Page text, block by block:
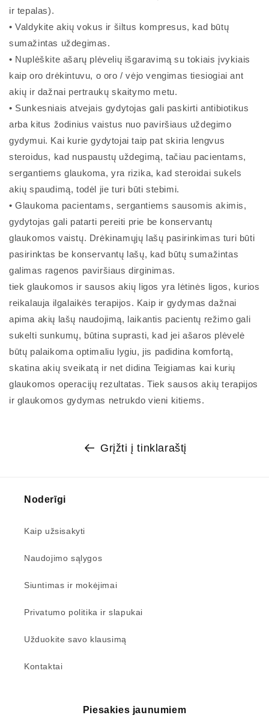
ir tepalas).
• Valdykite akių vokus ir šiltus kompresus, kad būtų
sumažintas uždegimas.
• Nuplėškite ašarų plėvelių išgaravimą su tokiais įvykiais
kaip oro drėkintuvu, o oro / vėjo vengimas tiesiogiai ant
akių ir dažnai pertraukų skaitymo metu.
• Sunkesniais atvejais gydytojas gali paskirti antibiotikus
arba kitus žodinius vaistus nuo paviršiaus uždegimo
gydymui. Kai kurie gydytojai taip pat skiria lengvus
steroidus, kad nuspaustų uždegimą, tačiau pacientams,
sergantiems glaukoma, yra rizika, kad steroidai sukels
akių spaudimą, todėl jie turi būti stebimi.
• Glaukoma pacientams, sergantiems sausomis akimis,
gydytojas gali patarti pereiti prie be konservantų
glaukomos vaistų. Drėkinamųjų lašų pasirinkimas turi būti
pasirinktas be konservantų lašų, ​​kad būtų sumažintas
galimas ragenos paviršiaus dirginimas.
tiek glaukomos ir sausos akių ligos yra lėtinės ligos, kurios
reikalauja ilgalaikės terapijos. Kaip ir gydymas dažnai
apima akių lašų naudojimą, laikantis pacientų režimo gali
sukelti sunkumų, būtina suprasti, kad jei ašaros plėvelė
būtų palaikoma optimaliu lygiu, jis padidina komfortą,
skatina akių sveikatą ir net didina Teigiamas kai kurių
glaukomos operacijų rezultatas. Tiek sausos akių terapijos
ir glaukomos gydymas netrukdo vieni kitiems.
Grįžti į tinklaraštį
Noderīgi
Kaip užsisakyti
Naudojimo sąlygos
Siuntimas ir mokėjimai
Privatumo politika ir slapukai
Užduokite savo klausimą
Kontaktai
Piesakies jaunumiem